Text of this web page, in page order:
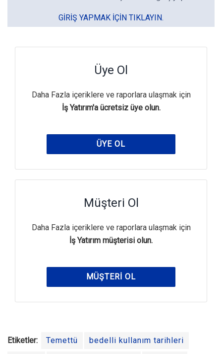
GIRIŞ YAPMAK IÇIN TIKLAYIN.
Üye Ol
Daha Fazla içeriklere ve raporlara ulaşmak için
İş Yatırım'a ücretsiz üye olun.
ÜYE OL
Müşteri Ol
Daha Fazla içeriklere ve raporlara ulaşmak için
İş Yatırım müşterisi olun.
MÜŞTERI OL
Etiketler: Temettü bedelli kullanım tarihleri